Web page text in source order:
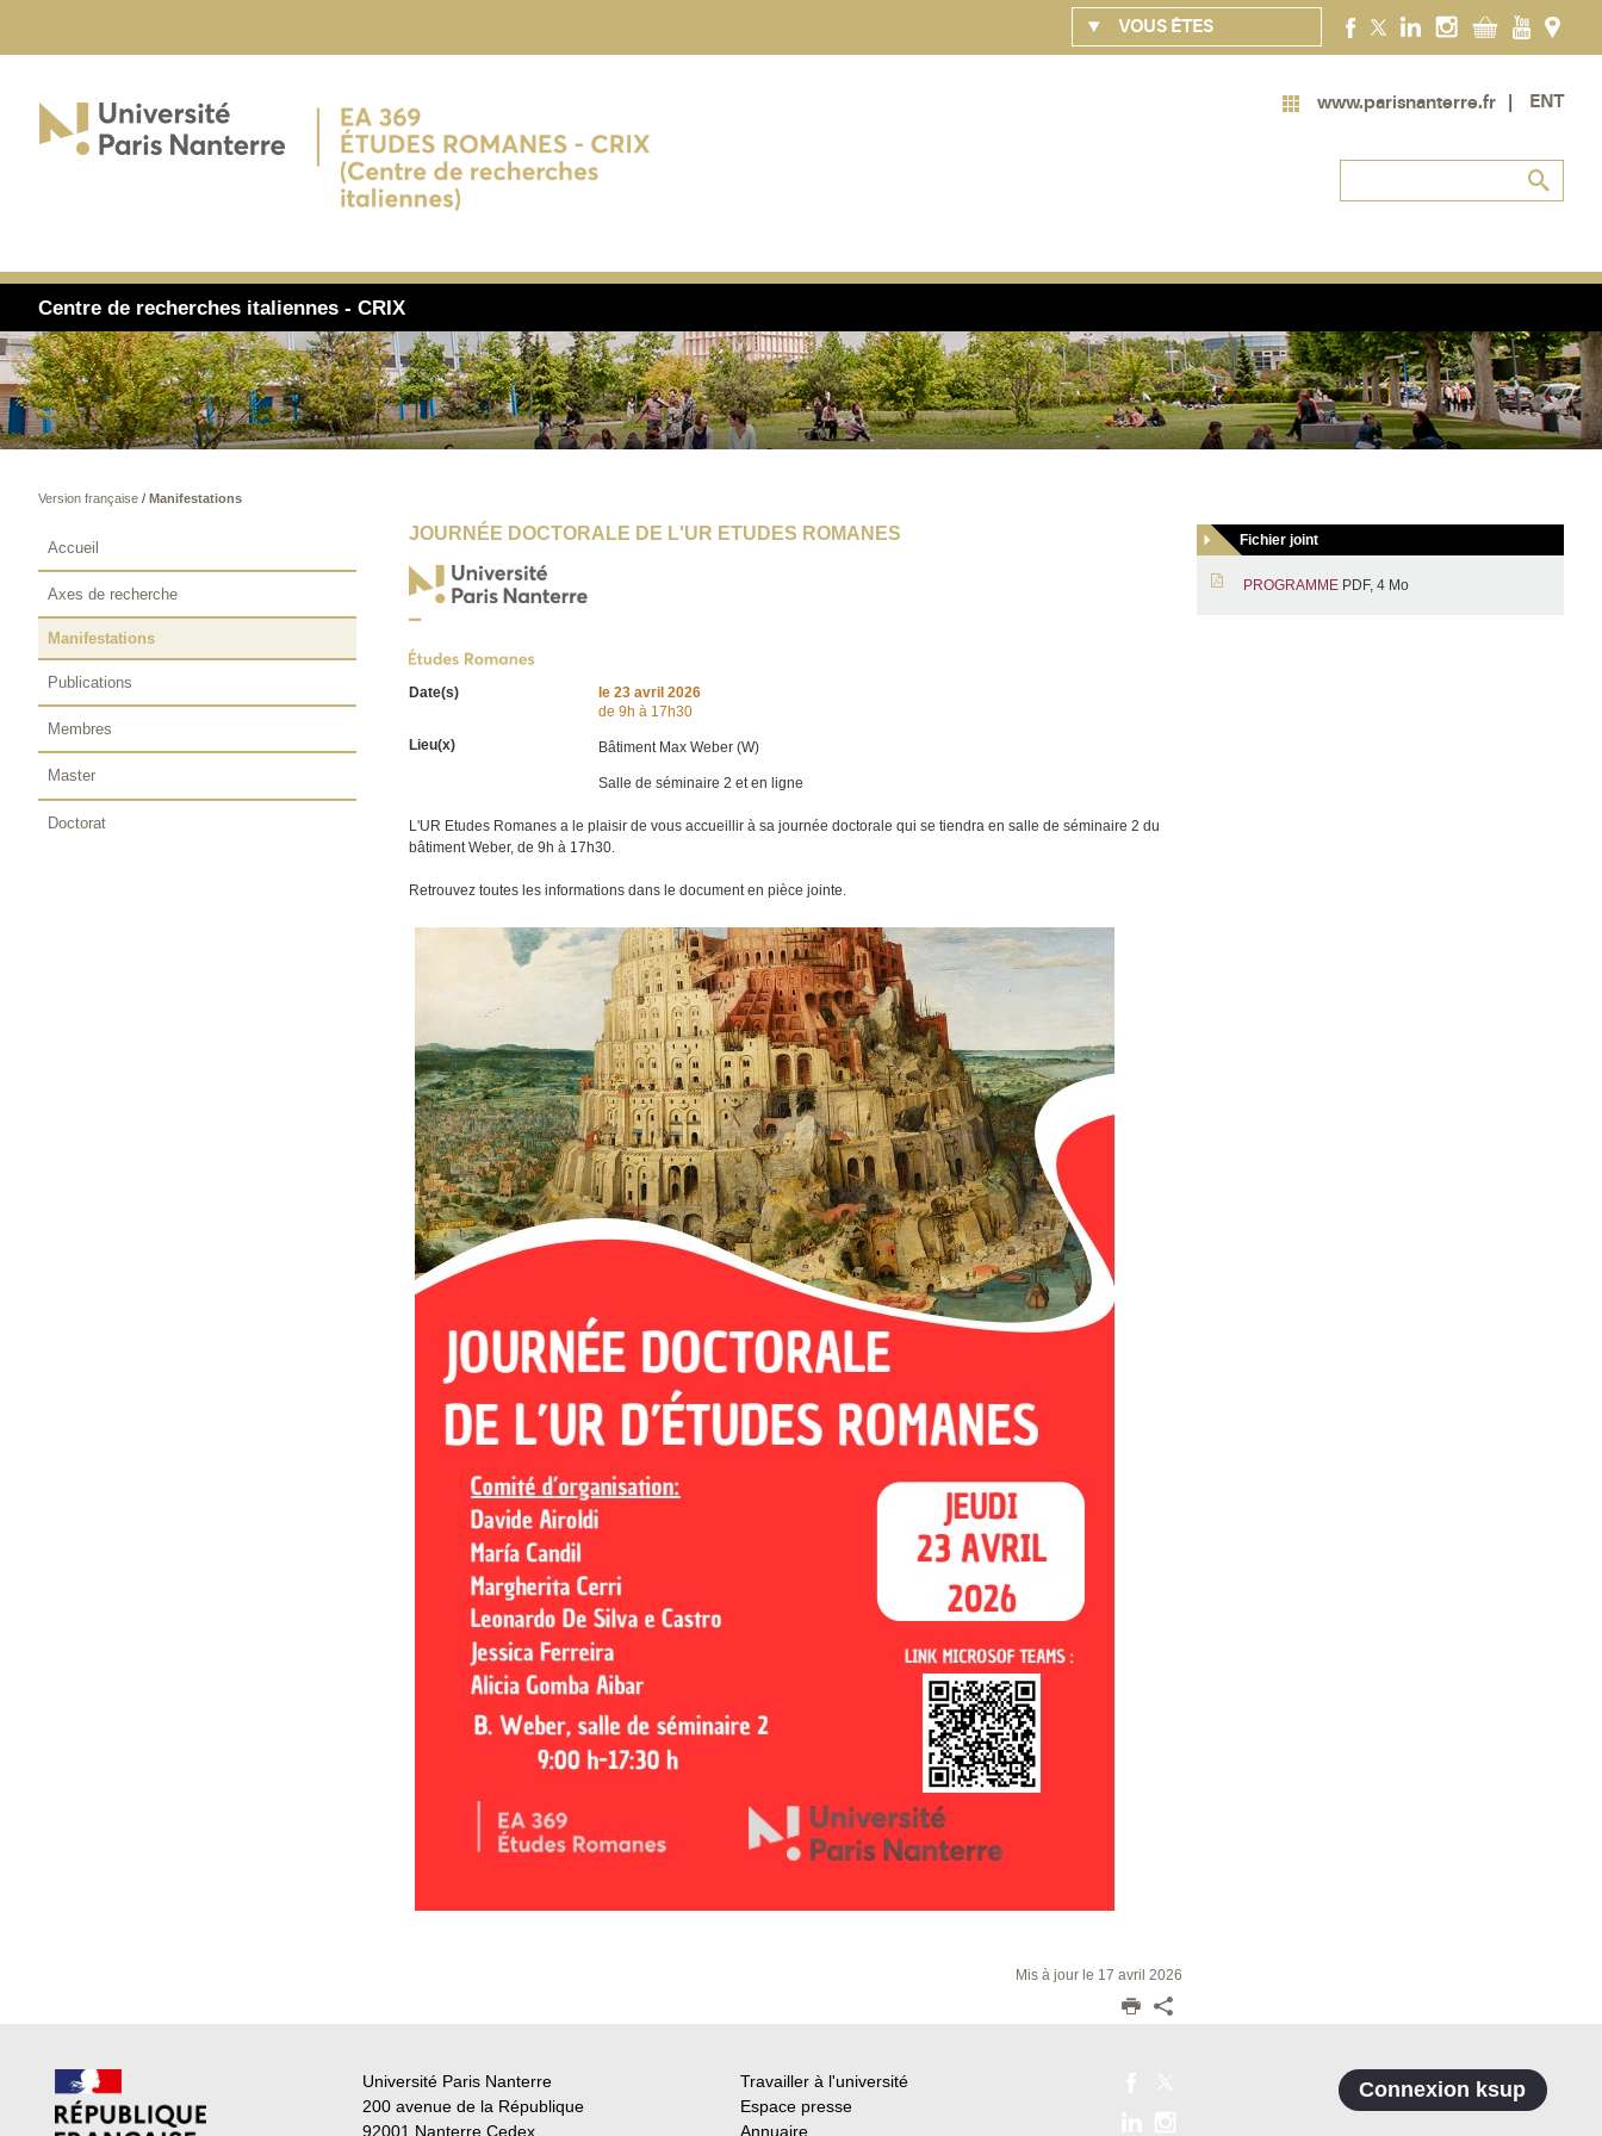
VOUS ÊTES
www.parisnanterre.fr ENT
Centre de recherches italiennes - CRIX
Version française/ Manifestations
JOURNÉE DOCTORALE DE L'UR ETUDES ROMANES
Date(s) le 23 avril 2026
de 9h à 17h30
Lieu(x)
Bâtiment Max Weber (W)
Salle de séminaire 2 et en ligne
L'UR Etudes Romanes a le plaisir de vous accueillir à sa journée doctorale qui se tiendra en salle de séminaire 2 du
bâtiment Weber, de 9h à 17h30.
Retrouvez toutes les informations dans le document en pièce jointe.
Mis à jour le 17 avril 2026
Fichier joint
PROGRAMME PDF, 4 Mo
Accueil
Axes de recherche
Manifestations
Publications
Membres
Master
Doctorat
Université Paris Nanterre
200 avenue de la République
92001 Nanterre Cedex
Travailler à l'université
Espace presse
Annuaire
Connexion ksup